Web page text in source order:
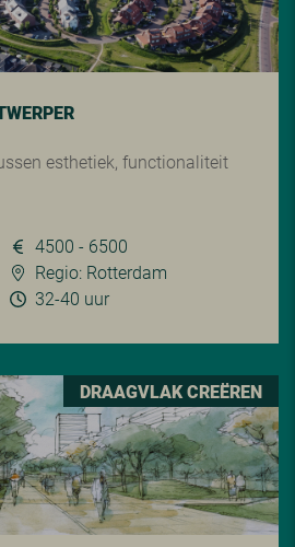
esthetiek, functionaliteit
4500 - 6500
Regio: Rotterdam
32-40 uur
DRAAGVLAK CREËREN